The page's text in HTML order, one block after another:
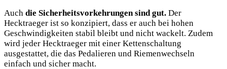
Auch die Sicherheitsvorkehrungen sind gut. Der
Hecktraeger ist so konzipiert, dass er auch bei hohen
Geschwindigkeiten stabil bleibt und nicht wackelt. Zudem
wird jeder Hecktraeger mit einer Kettenschaltung
ausgestattet, die das Pedalieren und Riemenwechseln
einfach und sicher macht.